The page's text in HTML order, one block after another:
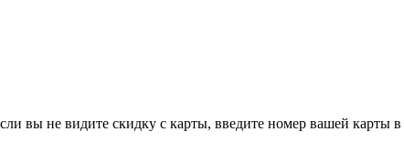
вы не видите скидку с карты, введите номер вашей карты в